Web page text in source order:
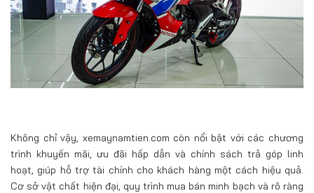
Không chỉ vậy, xemaynamtien.com còn nổi bật với các chương
trình khuyến mãi, ưu đãi hấp dẫn và chính sách trả góp linh
hoạt, giúp hỗ trợ tài chính cho khách hàng một cách hiệu quả.
Cơ sở vật chất hiện đại, quy trình mua bán minh bạch và rõ ràng